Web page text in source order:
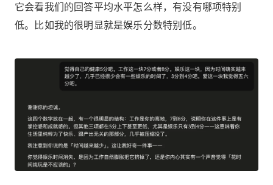
它会看我们的回答平均水平怎么样，有没有哪项特别
低。比如我的很明显就是娱乐分数特别低。